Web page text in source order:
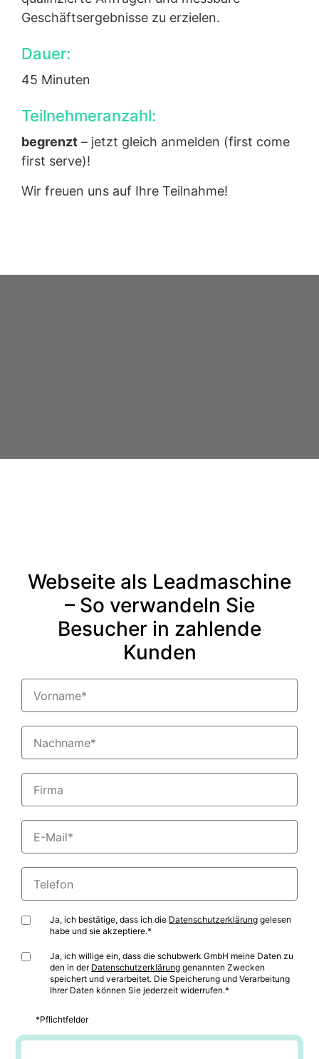
Geschäftsergebnisse zu erzielen.
Dauer:
45 Minuten
Teilnehmeranzahl:
begrenzt – jetzt gleich anmelden (first come
first serve)!
Wir freuen uns auf Ihre Teilnahme!
Webseite als Leadmaschine
– So verwandeln Sie
Besucher in zahlende
Kunden
Ja, ich bestätige, dass ich die Datenschutzerklärung gelesen
habe und sie akzeptiere.*
Ja, ich willige ein, dass die schubwerk GmbH meine Daten zu
den in der Datenschutzerklärung genannten Zwecken
speichert und verarbeitet. Die Speicherung und Verarbeitung
Ihrer Daten können Sie jederzeit widerrufen.*
*Pflichtfelder